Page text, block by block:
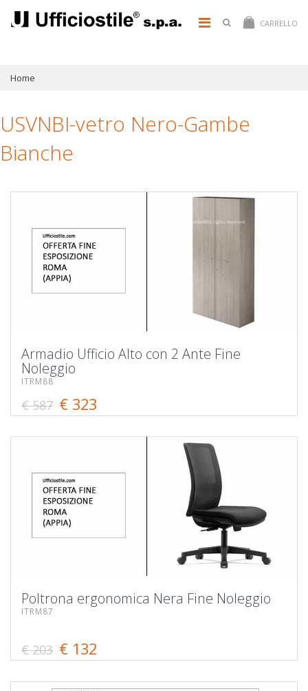
CARRELLO
Home
USVNBI-vetro Nero-Gambe
Bianche
Armadio Ufficio Alto con 2 Ante Fine
Noleggio
ITRM88
€ 587 € 323
Poltrona ergonomica Nera Fine Noleggio
ITRM87
€ 203 € 132